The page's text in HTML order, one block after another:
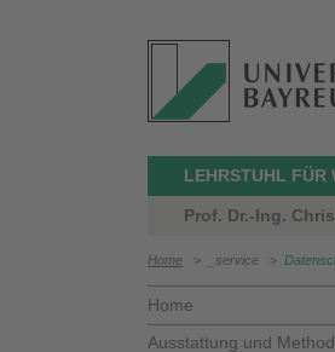
LEHRSTUHL FÜR
Prof. Dr.-Ing.
Home > _service >
Home
Ausstattung und